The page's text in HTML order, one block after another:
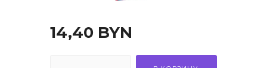
14,40 BYN